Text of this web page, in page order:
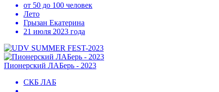
от 50 до 100 человек
Лето
Грызан Екатерина
21 июля 2023 года
Пионерский ЛАБерь - 2023
СКБ ЛАБ